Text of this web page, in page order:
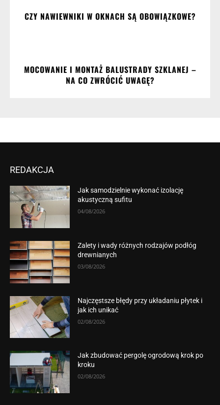
CZY NAWIEWNIKI W OKNACH SĄ OBOWIĄZKOWE?
MOCOWANIE I MONTAŻ BALUSTRADY SZKLANEJ –
NA CO ZWRÓCIĆ UWAGĘ?
REDAKCJA
Jak samodzielnie wykonać izolację
akustyczną sufitu
04/08/2026
Zalety i wady różnych rodzajów podłóg
drewnianych
03/08/2026
Najczęstsze błędy przy układaniu płytek i
jak ich unikać
02/08/2026
Jak zbudować pergolę ogrodową krok po
kroku
02/08/2026